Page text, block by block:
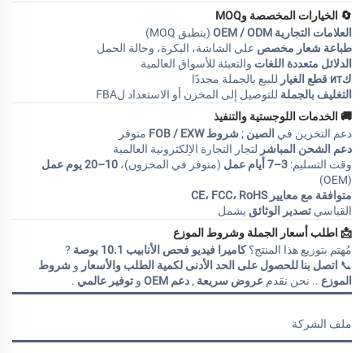
🔄 الخيارات المخصصة وMOQ
العلامات التجارية OEM / ODM
(ينطبق MOQ)
طباعة شعار مخصص على الشاشة، البكرة، وحالة الحمل
الدلائل متعددة اللغات والتعبئة للأسواق العالمية
كит قطع الغيار
للبيع بالجملة مجددًا
التغليف بالجملة للتوصيل إلى المخزن أو الاستعداد لFBA
🚚 الخدمات اللوجستية والتنفيذ
دعم التخزين في الصين ; شروط FOB / EXW
متوفر
دعم الشحن المباشر لتجار التجارة الإلكترونية العالمية
وقت التسليم: 3–7 أيام عمل (متوفر في المخزون)، 10–20 يوم عمل
(OEM)
متوافقة مع معايير CE، FCC، RoHS
القياسي تصدير الوثائق يشمل
📩 اطلب أسعار الجملة وشروط الموزع
مُهتم بتوزيع هذا المنتج؟كاميرا فيديو فحص الأنابيب 10.1 بوصة
?
📞 اتصل بنا للحصول على الحد الأدنى لكمية الطلب والأسعار و شروط
الموزع .. نحن نقدم عروض سريعة ,دعم OEM و توفير عالمي .
ملف الشركة